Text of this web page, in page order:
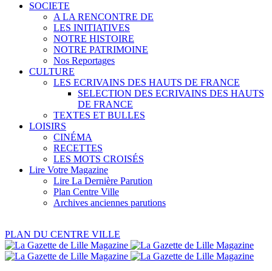
SOCIETE
A LA RENCONTRE DE
LES INITIATIVES
NOTRE HISTOIRE
NOTRE PATRIMOINE
Nos Reportages
CULTURE
LES ECRIVAINS DES HAUTS DE FRANCE
SELECTION DES ECRIVAINS DES HAUTS
DE FRANCE
TEXTES ET BULLES
LOISIRS
CINÉMA
RECETTES
LES MOTS CROISÉS
Lire Votre Magazine
Lire La Dernière Parution
Plan Centre Ville
Archives anciennes parutions
PLAN DU CENTRE VILLE